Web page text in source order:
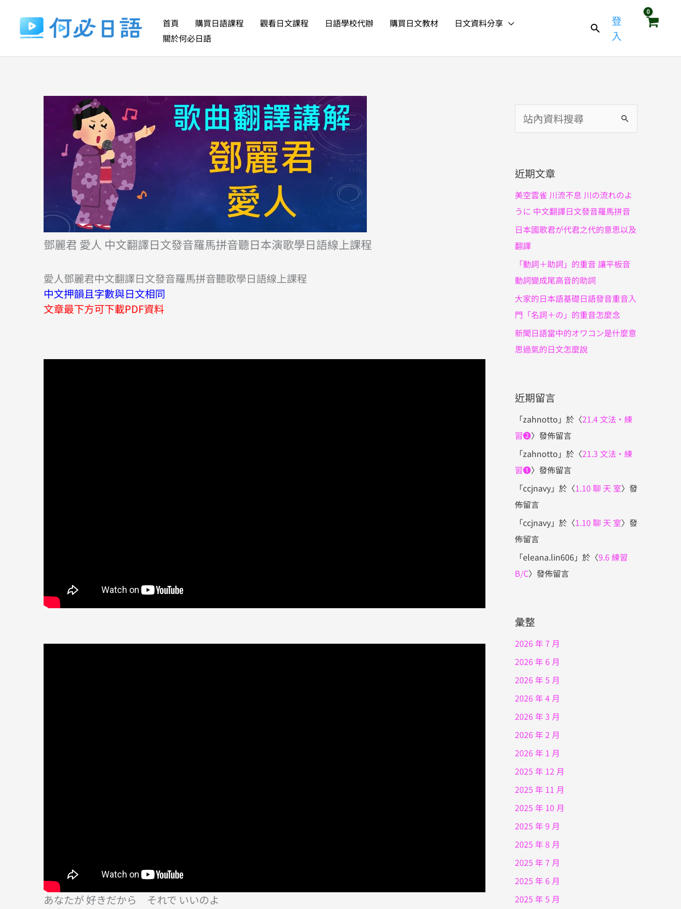
要
首頁 購買日語課程 觀看日文課程 日語學校代辦 購買日文教材
日文資料分享
關於何必日語
登
入
鄧麗君 愛人 中文翻譯日文發音羅馬拼音聽日本演歌學日語線上課程
愛人鄧麗君中文翻譯日文發音羅馬拼音聽歌學日語線上課程
中文押韻且字數與日文相同
文章最下方可下載PDF資料
あなたが 好きだから それで いいのよ
尋
鍵
:
近期文章
美空雲雀 川流不息 川の流れのよ
うに 中文翻譯日文發音羅馬拼音
日本國歌君が代君之代的意思以及
翻譯
「動詞＋助詞」的重音 讓平板音
動詞變成尾高音的助詞
大家的日本語基礎日語發音重音入
門「名詞＋の」的重音怎麼念
新聞日語當中的オワコン是什麼意
思過氣的日文怎麼說
近期留言
「zahnotto 」於〈21.4 文法・練
習❷〉發佈留言
「zahnotto 」於〈21.3 文法・練
習❶〉發佈留言
「ccjnavy」於〈1.10 聊 天 室〉發
佈留言
「ccjnavy」於〈1.10 聊 天 室〉發
佈留言
「eleana.lin606」於〈9.6 練習
B/C〉發佈留言
彙整
2026 年 7 月
2026 年 6 月
2026 年 5 月
2026 年 4 月
2026 年 3 月
2026 年 2 月
2026 年 1 月
2025 年 12 月
2025 年 11 月
2025 年 10 月
2025 年 9 月
2025 年 8 月
2025 年 7 月
2025 年 6 月
2025 年 5 月